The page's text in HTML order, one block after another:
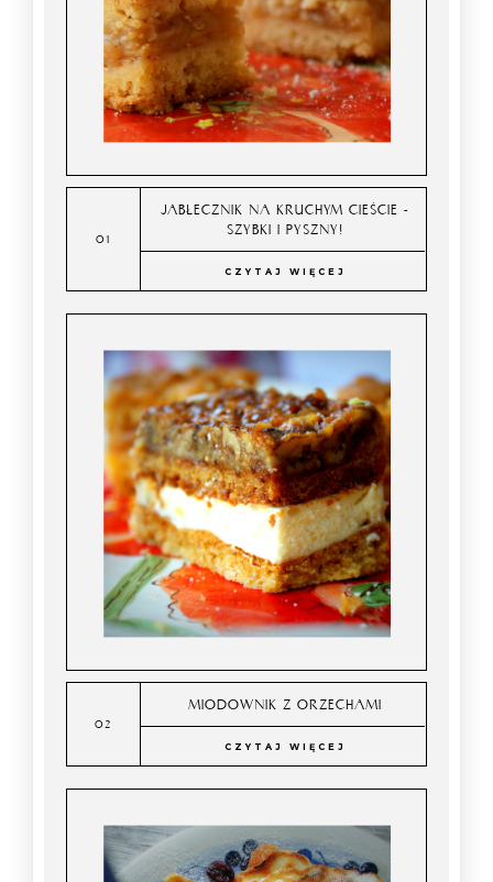
JABŁECZNIK NA KRUCHYM CIEŚCIE -
SZYBKI I PYSZNY!
CZYTAJ WIĘCEJ
MIODOWNIK Z ORZECHAMI
CZYTAJ WIĘCEJ